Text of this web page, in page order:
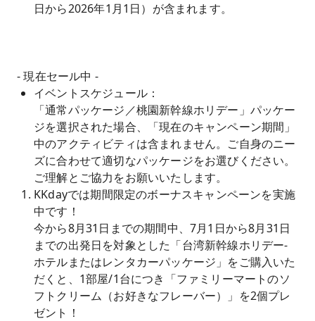
日から2026年1月1日）が含まれます。
- 現在セール中 -
イベントスケジュール：
「通常パッケージ／桃園新幹線ホリデー」パッケー
ジを選択された場合、「現在のキャンペーン期間」
中のアクティビティは含まれません。ご自身のニー
ズに合わせて適切なパッケージをお選びください。
ご理解とご協力をお願いいたします。
KKdayでは期間限定のボーナスキャンペーンを実施
中です！
今から8月31日までの期間中、7月1日から8月31日
までの出発日を対象とした「台湾新幹線ホリデー-
ホテルまたはレンタカーパッケージ」をご購入いた
だくと、1部屋/1台につき「ファミリーマートのソ
フトクリーム（お好きなフレーバー）」を2個プレ
ゼント！